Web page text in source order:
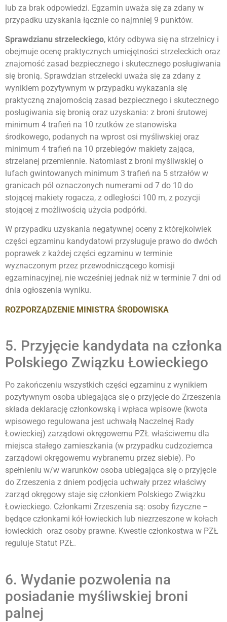
lub za brak odpowiedzi. Egzamin uważa się za zdany w
przypadku uzyskania łącznie co najmniej 9 punktów.
Sprawdzianu strzeleckiego, który odbywa się na strzelnicy i
obejmuje ocenę praktycznych umiejętności strzeleckich oraz
znajomość zasad bezpiecznego i skutecznego posługiwania
się bronią. Sprawdzian strzelecki uważa się za zdany z
wynikiem pozytywnym w przypadku wykazania się
praktyczną znajomością zasad bezpiecznego i skutecznego
posługiwania się bronią oraz uzyskania: z broni śrutowej
minimum 4 trafień na 10 rzutków ze stanowiska
środkowego, podanych na wprost osi myśliwskiej oraz
minimum 4 trafień na 10 przebiegów makiety zająca,
strzelanej przemiennie. Natomiast z broni myśliwskiej o
lufach gwintowanych minimum 3 trafień na 5 strzałów w
granicach pól oznaczonych numerami od 7 do 10 do
stojącej makiety rogacza, z odległości 100 m, z pozycji
stojącej z możliwością użycia podpórki.
W przypadku uzyskania negatywnej oceny z którejkolwiek
części egzaminu kandydatowi przysługuje prawo do dwóch
poprawek z każdej części egzaminu w terminie
wyznaczonym przez przewodniczącego komisji
egzaminacyjnej, nie wcześniej jednak niż w terminie 7 dni od
dnia ogłoszenia wyniku.
ROZPORZĄDZENIE MINISTRA ŚRODOWISKA
5. Przyjęcie kandydata na członka
Polskiego Związku Łowieckiego
Po zakończeniu wszystkich części egzaminu z wynikiem
pozytywnym osoba ubiegająca się o przyjęcie do Zrzeszenia
składa deklarację członkowską i wpłaca wpisowe (kwota
wpisowego regulowana jest uchwałą Naczelnej Rady
Łowieckiej) zarządowi okręgowemu PZŁ właściwemu dla
miejsca stałego zamieszkania (w przypadku cudzoziemca
zarządowi okręgowemu wybranemu przez siebie). Po
spełnieniu w/w warunków osoba ubiegająca się o przyjęcie
do Zrzeszenia z dniem podjęcia uchwały przez właściwy
zarząd okręgowy staje się członkiem Polskiego Związku
Łowieckiego. Członkami Zrzeszenia są: osoby fizyczne –
będące członkami kół łowieckich lub niezrzeszone w kołach
łowieckich oraz osoby prawne. Kwestie członkostwa w PZŁ
reguluje Statut PZŁ.
6. Wydanie pozwolenia na
posiadanie myśliwskiej broni
palnej